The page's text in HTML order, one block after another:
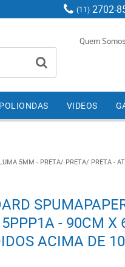
(11) 2702-
Quem Somos
VIDEOS
5MM - PRETA/ PRETA/ PRETA -
- 90CM X
ACIMA DE